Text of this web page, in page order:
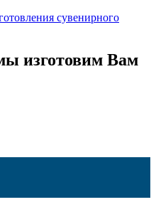
сувенирного
изготовим Вам